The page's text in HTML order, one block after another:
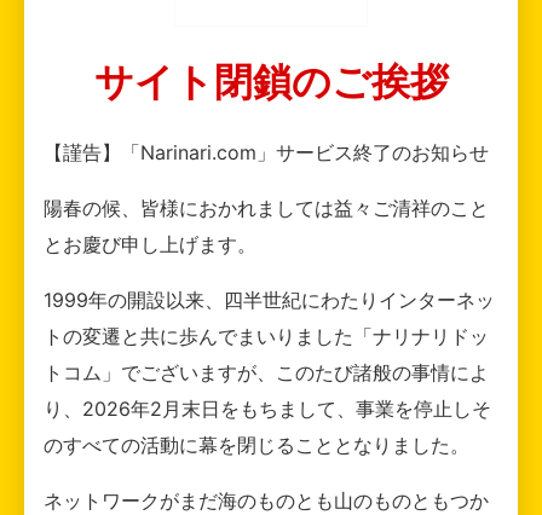
サイト閉鎖のご挨拶
【謹告】「Narinari.com」サービス終了のお知らせ
陽春の候、皆様におかれましては益々ご清祥のこと
とお慶び申し上げます。
1999年の開設以来、四半世紀にわたりインターネッ
トの変遷と共に歩んでまいりました「ナリナリドッ
トコム」でございますが、このたび諸般の事情によ
り、2026年2月末日をもちまして、事業を停止しそ
のすべての活動に幕を閉じることとなりました。
ネットワークがまだ海のものとも山のものともつか